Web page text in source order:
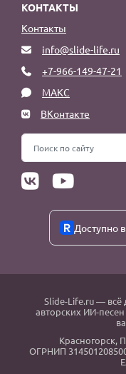
КОНТАКТЫ
Контакты
info@slide-life.ru
+7-966-149-47-21
МАКС
ВКонтакте
Доступно
Slide-Life.ru— всё
авторских ИИ-
Красногорск,
ОГРНИП